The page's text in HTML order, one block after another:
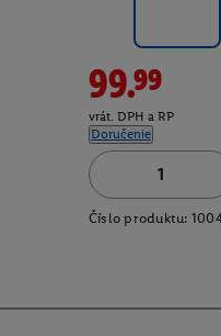
99.99
vrát. DPH a RP
Doručenie
Číslo produktu: